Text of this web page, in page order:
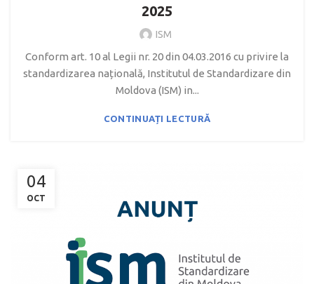
2025
ISM
Conform art. 10 al Legii nr. 20 din 04.03.2016 cu privire la
standardizarea națională, Institutul de Standardizare din
Moldova (ISM) in...
CONTINUAȚI LECTURĂ
04
OCT